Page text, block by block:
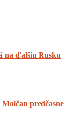
na ďalšiu Rusku
predčasne